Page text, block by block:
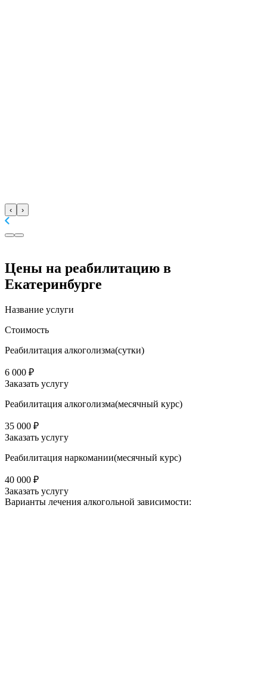
‹ ›
Цены на реабилитацию в
Екатеринбурге
Название услуги
Стоимость
Реабилитация алкоголизма(cутки)
6 000 ₽
Заказать услугу
Реабилитация алкоголизма(месячный курс)
35 000 ₽
Заказать услугу
Реабилитация наркомании(месячный курс)
40 000 ₽
Заказать услугу
Варианты лечения алкогольной зависимости: